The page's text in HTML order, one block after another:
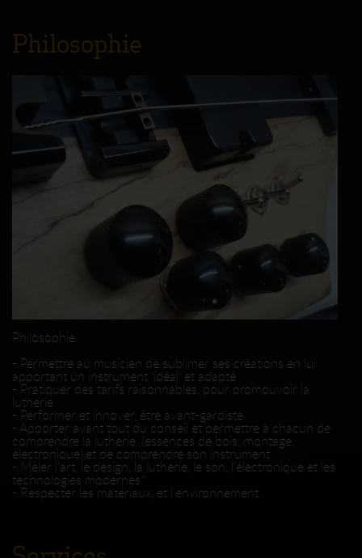
Philosophie
Philosophie
- Permettre au musicien de sublimer ses créations en lui
apportant un instrument 'idéal' et adapté
- Pratiquer des tarifs raisonnables, pour promouvoir la
lutherie
- Performer et innover, être avant-gardiste
- Apporter avant tout du conseil et permettre à chacun de
comprendre la lutherie, (essences de bois, montage,
électronique),et de comprendre son instrument
- Mêler l'art, le design, la lutherie, le son, l'électronique et les
technologies modernes*
- Respecter les matériaux, et l'environnement.